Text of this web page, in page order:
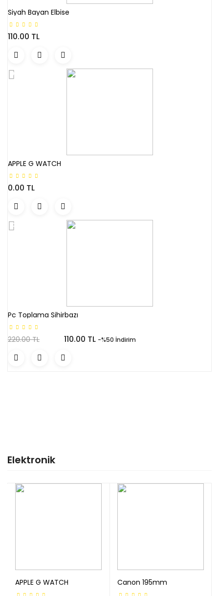
Siyah Bayan Elbise
110.00 TL
APPLE G WATCH
0.00 TL
Pc Toplama Sihirbazı
220.00 TL 110.00 TL -%50 İndirim
Elektronik
APPLE G WATCH Canon 195mm